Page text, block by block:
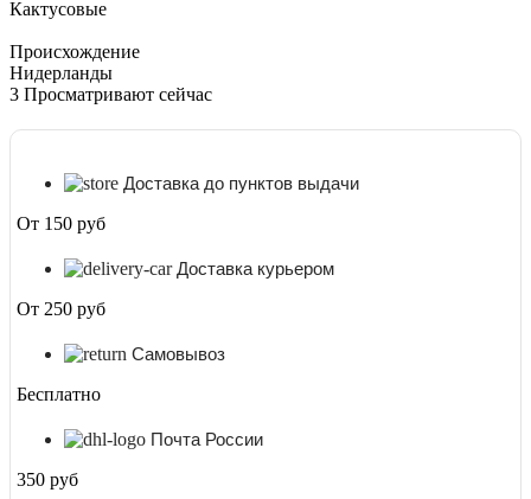
Кактусовые
Происхождение
Нидерланды
3 Просматривают сейчас
Доставка до пунктов выдачи
От 150 руб
Доставка курьером
От 250 руб
Самовывоз
Бесплатно
Почта России
350 руб